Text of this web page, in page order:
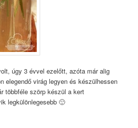
úgy 3 évvel ezelőtt, azóta már alig
elegendő virág legyen és készülhessen
többféle szörp készül a kert
legkülönlegesebb 🙂